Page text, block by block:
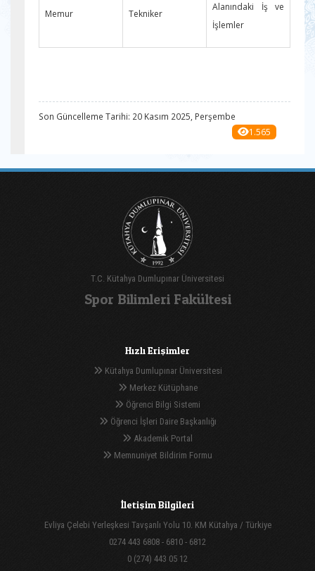
Memur Tekniker
Alanındaki İş ve
İşlemler
Son Güncelleme Tarihi: 20 Kasım 2025, Perşembe
1.565
T.C. Kütahya Dumlupınar Üniversitesi
Spor Bilimleri Fakültesi
Hızlı Erişimler
Kütahya Dumlupınar Üniversitesi
Merkez Kütüphane
Öğrenci Bilgi Sistemi
Öğrenci İşleri Daire Başkanlığı
Akademik Portal
Memnuniyet Bildirim Formu
İletişim Bilgileri
Evliya Çelebi Yerleşkesi Tavşanlı Yolu 10. KM Kütahya / Türkiye
0274 443 6808 - 6810 - 6812
0 (274) 443 05 12